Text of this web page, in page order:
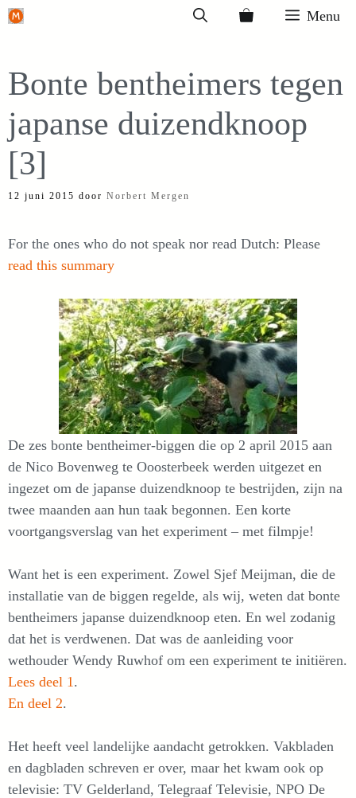
Ga
inhoud
Menu
Bonte bentheimers tegen
japanse duizendknoop
[3]
12 juni 2015 door Norbert Mergen
For the ones who do not speak nor read Dutch: Please
read this summary
De zes bonte bentheimer-biggen die op 2 april 2015 aan
de Nico Bovenweg te Ooosterbeek werden uitgezet en
ingezet om de japanse duizendknoop te bestrijden, zijn na
twee maanden aan hun taak begonnen. Een korte
voortgangsverslag van het experiment – met filmpje!
Want het is een experiment. Zowel Sjef Meijman, die de
installatie van de biggen regelde, als wij, weten dat bonte
bentheimers japanse duizendknoop eten. En wel zodanig
dat het is verdwenen. Dat was de aanleiding voor
wethouder Wendy Ruwhof om een experiment te initiëren.
Lees deel 1.
En deel 2.
Het heeft veel landelijke aandacht getrokken. Vakbladen
en dagbladen schreven er over, maar het kwam ook op
televisie: TV Gelderland, Telegraaf Televisie, NPO De